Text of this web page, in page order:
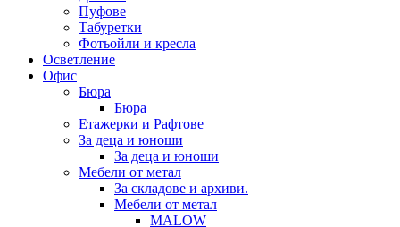
Пуфове
Табуретки
Фотьойли и кресла
Осветление
Офис
Бюра
Бюра
Етажерки и Рафтове
За деца и юноши
За деца и юноши
Мебели от метал
За складове и архиви.
Мебели от метал
MALOW